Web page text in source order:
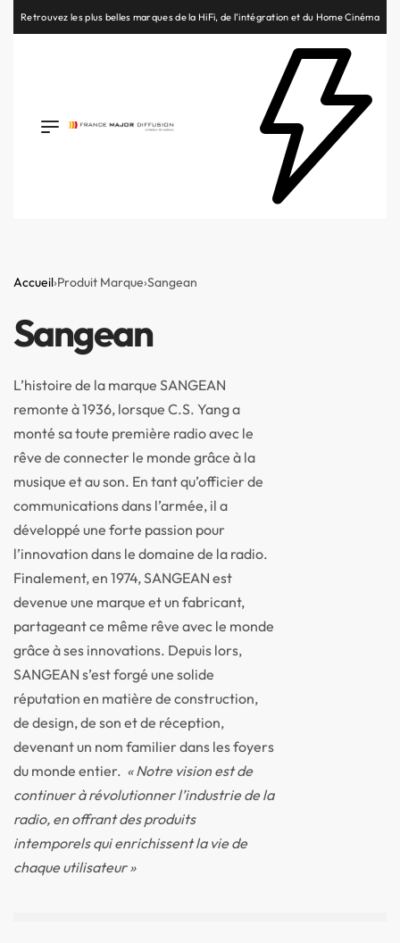
Retrouvez les plus belles marques de la HiFi, de l’intégration et du Home Cinéma
Accueil›Produit Marque›Sangean
Sangean
L’histoire de la marque SANGEAN
remonte à 1936, lorsque C.S. Yang a
monté sa toute première radio avec le
rêve de connecter le monde grâce à la
musique et au son. En tant qu’officier de
communications dans l’armée, il a
développé une forte passion pour
l’innovation dans le domaine de la radio.
Finalement, en 1974, SANGEAN est
devenue une marque et un fabricant,
partageant ce même rêve avec le monde
grâce à ses innovations. Depuis lors,
SANGEAN s’est forgé une solide
réputation en matière de construction,
de design, de son et de réception,
devenant un nom familier dans les foyers
du monde entier. « Notre vision est de
continuer à révolutionner l’industrie de la
radio, en offrant des produits
intemporels qui enrichissent la vie de
chaque utilisateur »